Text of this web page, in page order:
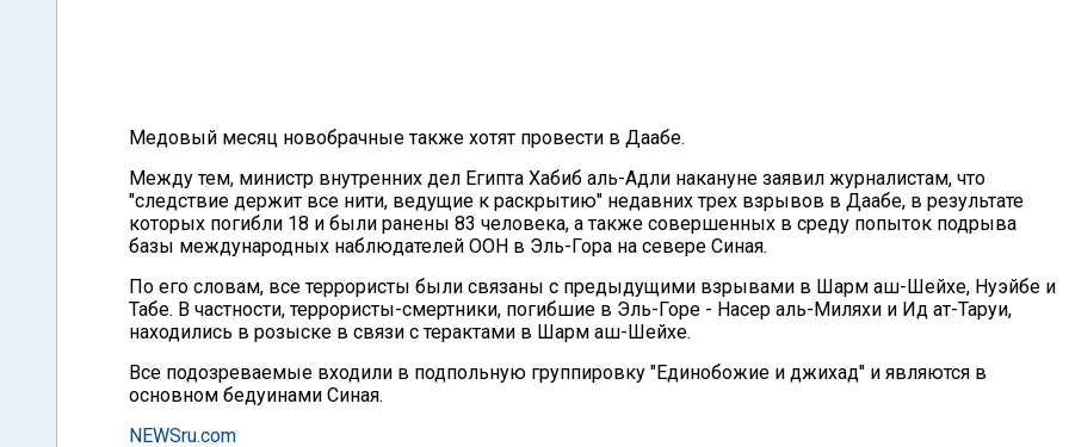
Медовый месяц новобрачные также хотят провести в Даабе.
Между тем, министр внутренних дел Египта Хабиб аль-Адли накануне заявил журналистам, что
"следствие держит все нити, ведущие к раскрытию" недавних трех взрывов в Даабе, в результате
которых погибли 18 и были ранены 83 человека, а также совершенных в среду попыток подрыва
базы международных наблюдателей ООН в Эль-Гора на севере Синая.
По его словам, все террористы были связаны с предыдущими взрывами в Шарм аш-Шейхе, Нуэйбе и
Табе. В частности, террористы-смертники, погибшие в Эль-Горе - Насер аль-Миляхи и Ид ат-Таруи,
находились в розыске в связи с терактами в Шарм аш-Шейхе.
Все подозреваемые входили в подпольную группировку "Единобожие и джихад" и являются в
основном бедуинами Синая.
NEWSru.com